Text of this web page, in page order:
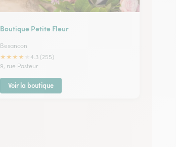
Boutique Petite Fleur
Besancon
★★★★
4.3 (255)
9, rue Pasteur
Voir la boutique